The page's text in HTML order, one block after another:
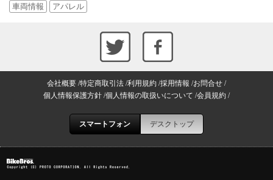
車両情報
アパレル
会社概要 特定商取引法 利用規約 採用情報 お問合せ
個人情報保護方針 個人情報の取扱いについて 会員規約
スマートフォン デスクトップ